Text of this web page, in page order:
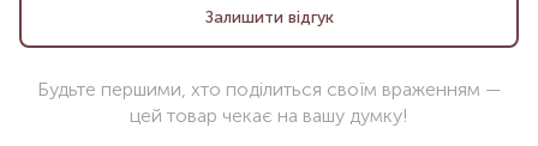
Залишити відгук
Будьте першими, хто поділиться своїм враженням —
цей товар чекає на вашу думку!